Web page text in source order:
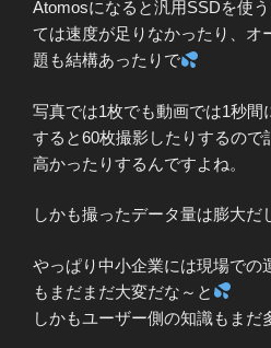
Atomosになると汎用SSDを使
ては速度が足りなかったり、オ
題も結構あったりで
写真では1枚でも動画では1秒間
すると60枚撮影したりするので
高かったりするんですよね。
しかも撮ったデータ量は膨大だ
やっぱり中小企業には現場での
もまだまだ大変だな～と
しかもユーザー側の知識もまだ